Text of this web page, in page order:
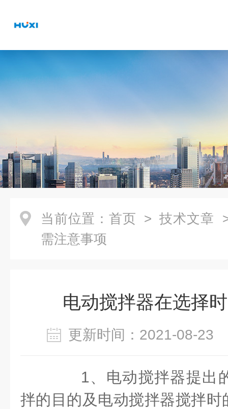
当前位置： 首页 > 技术文章
需注意事项
电动搅拌器在选择
更新时间：2021-08-
1、电动搅拌器提出
拌的目的及电动搅拌器搅拌